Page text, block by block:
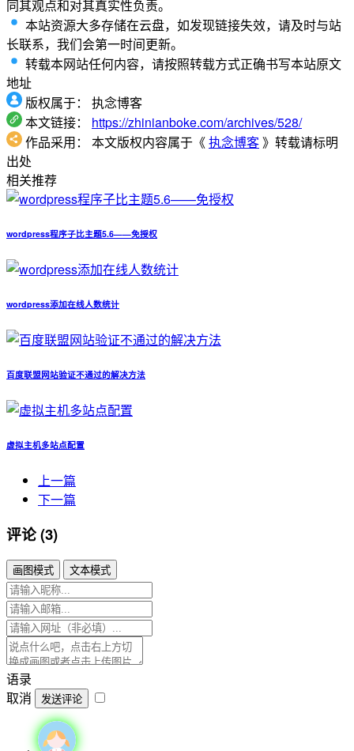
同其观点和对其真实性负责。
本站资源大多存储在云盘，如发现链接失效，请及时与站
长联系，我们会第一时间更新。
转载本网站任何内容，请按照转载方式正确书写本站原文
地址
版权属于：
执念博客
本文链接：
https://zhinianboke.com/archives/528/
作品采用：
本文版权内容属于《执念博客》转载请标明
出处
相关推荐
wordpress程序子比主题5.6——免授权
wordpress添加在线人数统计
百度联盟网站验证不通过的解决方法
虚拟主机多站点配置
上一篇
下一篇
评论 (3)
画图模式 文本模式
语录
取消
发送评论